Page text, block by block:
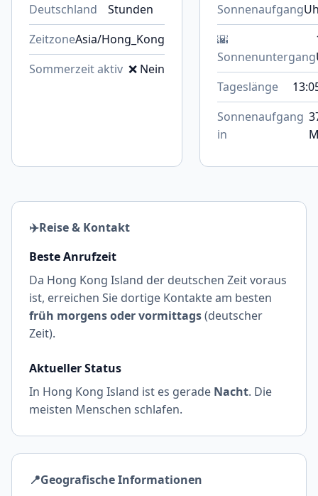
Deutschland
Stunden
ZeitzoneAsia/Hong_Kong
Sommerzeit aktiv ❌ Nein
Sonnenaufgang
🌇
Sonnenuntergang
Tageslänge
Sonnenaufgang
in
✈️Reise & Kontakt
Beste Anrufzeit
Da Hong Kong Island der deutschen Zeit voraus
ist, erreichen Sie dortige Kontakte am besten
früh morgens oder vormittags(deutscher
Zeit).
Aktueller Status
In Hong Kong Island ist es gerade Nacht. Die
meisten Menschen schlafen.
📍Geografische Informationen